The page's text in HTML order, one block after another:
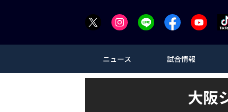
ニュース 試合情報
大阪